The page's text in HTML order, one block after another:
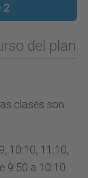
2
del plan
clases son
10:10, 11:10,
9:50 a 10:10